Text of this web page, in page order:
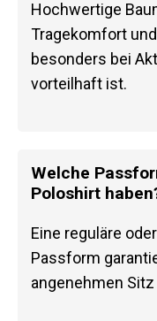
Hochwertige
Tragekomfort
besonders bei
vorteilhaft ist.
Welche
Poloshirt
Eine reguläre
Passform
angenehmen